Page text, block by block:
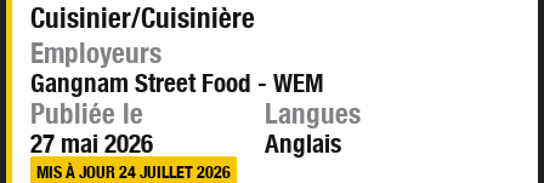
Cuisinier/Cuisinière
Employeurs
Gangnam Street Food - WEM
Publiée le
27 mai 2026
MIS À JOUR 24 JUILLET 2026
Langues
Anglais